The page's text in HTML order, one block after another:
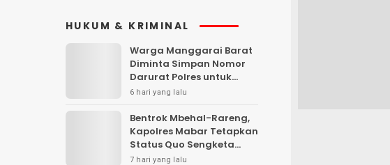
HUKUM & KRIMINAL
Warga Manggarai Barat
Diminta Simpan Nomor
Darurat Polres untuk
Laporan Kamtibmas
6 hari yang lalu
Bentrok Mbehal-Rareng,
Kapolres Mabar Tetapkan
Status Quo Sengketa
Lengkong Warang
7 hari yang lalu